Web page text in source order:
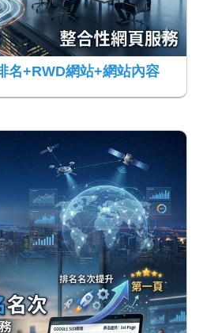
名+RWD網站+網站內容